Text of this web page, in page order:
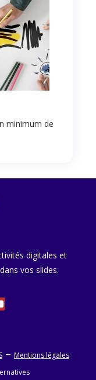
minimum de
digitales et
vos slides.
– Mentions légales